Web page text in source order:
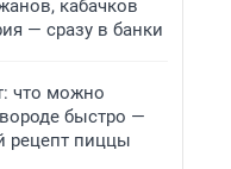
кабачков
— сразу в банки
что можно
быстро —
рецепт пиццы